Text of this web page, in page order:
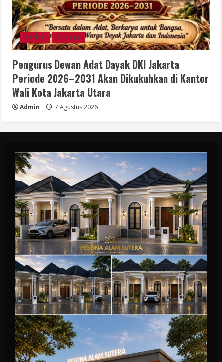
Berita Budaya
Pengurus Dewan Adat Dayak DKI Jakarta
Periode 2026–2031 Akan Dikukuhkan di Kantor
Wali Kota Jakarta Utara
Admin 7 Agustus 2026